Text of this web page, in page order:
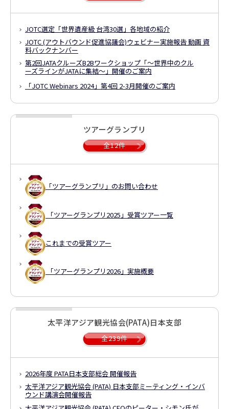
JOTC選定「世界遺産級 台湾30選」各地域の紹介
JOTC (アウトバウンド促進協議会)ウェビナー実施報告 動画 資
料バックナンバー
第2回JATAクルーズB2Bワークショップ 「～世界中のクル
ーズラインがJATAに集結～」 開催のご案内
「JOTC Webinars 2024」第4回 2-3月開催のご案内
ツアーグランプリ
全12件
「ツアーグランプリ」のお問い合わせ
「ツアーグランプリ2025」受賞ツアー一覧
これまでの受賞ツアー
「ツアーグランプリ2026」実施概要
太平洋アジア観光協会(PATA)日本支部
全239件
2026年度 PATA日本支部総会 開催報告
太平洋アジア観光協会 (PATA) 日本支部ミーティング・インバ
ウンド講演会開催報告